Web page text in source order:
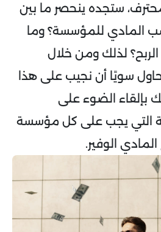
ستجده ينحصر ما بين
المادي للمؤسسة؟ وما
الربح؟ لذلك ومن خلال
سويًا أن نجيب على هذا
بإلقاء الضوء على
التي يجب على كل مؤسسة
المادي الوفير.